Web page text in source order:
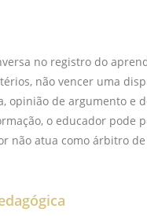
no registro do
não vencer uma
opinião de argumento e
o educador pode
não atua como árbitro